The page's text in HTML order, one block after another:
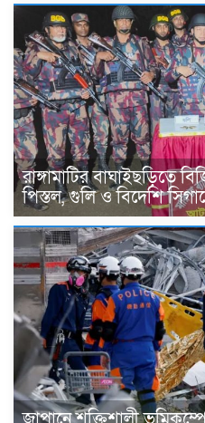
রাঙ্গামাটির বাঘাইছড়িতে
পিস্তল, গুলি ও বিদেশি